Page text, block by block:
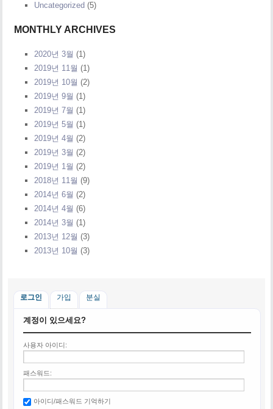
Uncategorized (5)
MONTHLY ARCHIVES
2020년 3월 (1)
2019년 11월 (1)
2019년 10월 (2)
2019년 9월 (1)
2019년 7월 (1)
2019년 5월 (1)
2019년 4월 (2)
2019년 3월 (2)
2019년 1월 (2)
2018년 11월 (9)
2014년 6월 (2)
2014년 4월 (6)
2014년 3월 (1)
2013년 12월 (3)
2013년 10월 (3)
로그인 가입 분실
계정이 있으세요?
사용자 아이디:
패스워드:
아이디/패스워드 기억하기